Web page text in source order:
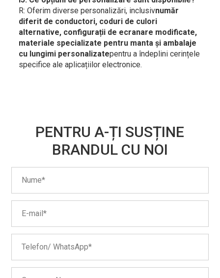
R: Oferim diverse personalizări, inclusivnumăr
diferit de conductori, coduri de culori
alternative, configurații de ecranare modificate,
materiale specializate pentru manta și ambalaje
cu lungimi personalizatepentru a îndeplini cerințele
specifice ale aplicațiilor electronice.
PENTRU A-ȚI SUSȚINE
BRANDUL CU NOI